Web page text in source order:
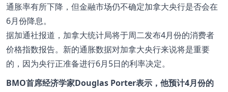
通胀率有所下降，但金融市场仍不确定加拿大央行是否会在
6月份降息。
据加通社报道，加拿大统计局将于周二发布4月份的消费者
价格指数报告。新的通胀数据对加拿大央行来说将是重要
的，因为央行正准备进行6月5日的利率决定。
BMO首席经济学家Douglas Porter表示，他预计4月份的